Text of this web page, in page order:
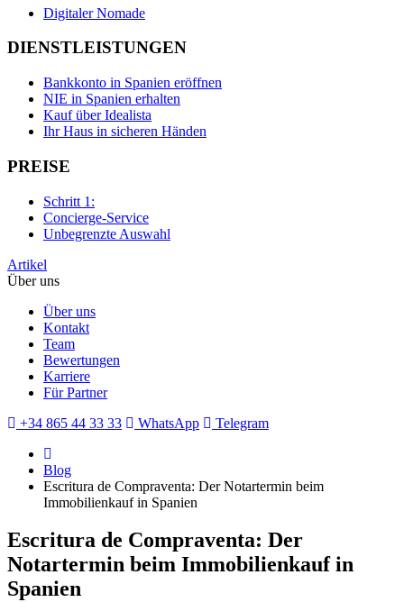
Digitaler Nomade
DIENSTLEISTUNGEN
Bankkonto in Spanien eröffnen
NIE in Spanien erhalten
Kauf über Idealista
Ihr Haus in sicheren Händen
PREISE
Schritt 1:
Concierge-Service
Unbegrenzte Auswahl
Artikel
Über uns
Über uns
Kontakt
Team
Bewertungen
Karriere
Für Partner
+34 865 44 33 33
WhatsApp Telegram
Blog
Escritura de Compraventa: Der Notartermin beim
Immobilienkauf in Spanien
Escritura de Compraventa: Der
Notartermin beim Immobilienkauf in
Spanien